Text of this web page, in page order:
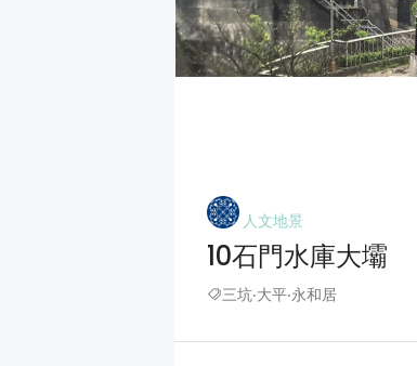
人文地景
10石門水庫大壩
三坑‧大平‧永和居